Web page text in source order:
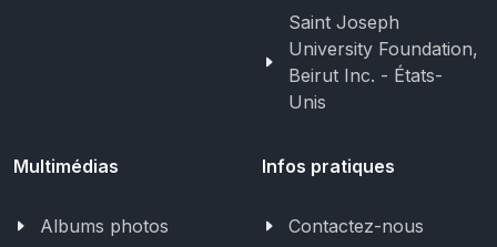
Saint Joseph
University Foundation,
Beirut Inc. - États-
Unis
Multimédias
Albums photos
Infos pratiques
Contactez-nous